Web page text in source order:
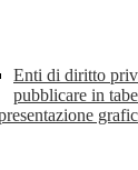
Enti di diritto
pubblicare in